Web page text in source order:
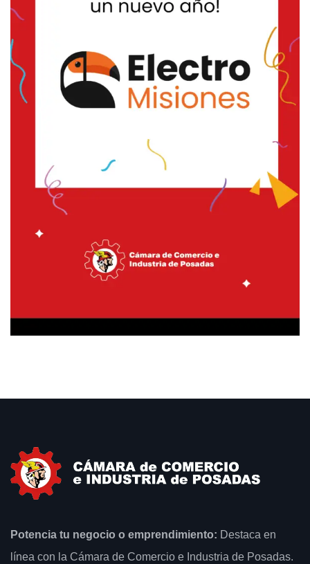
Potencia tu negocio o emprendimiento: Destaca en
línea con la Cámara de Comercio e Industria de Posadas.